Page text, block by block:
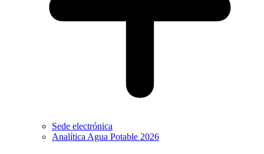
Sede electrónica
Analítica Agua Potable 2026